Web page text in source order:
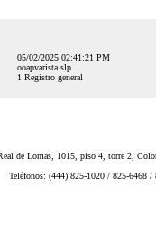
05/02/2025 02:41:21 PM
ooapvarista slp
1 Registro general
de Lomas, 1015, piso 4, torre 2,
Teléfonos: (444) 825-1020 / 825-6468